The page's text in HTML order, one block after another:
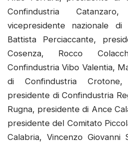
Confindustria
vicepresidente nazionale di
Battista Perciaccante,
Cosenza, Rocco
Confindustria Vibo Valentia,
di Confindustria Crotone,
presidente di Confindustria
Rugna, presidente di Ance
presidente del Comitato
Calabria, Vincenzo Giovanni